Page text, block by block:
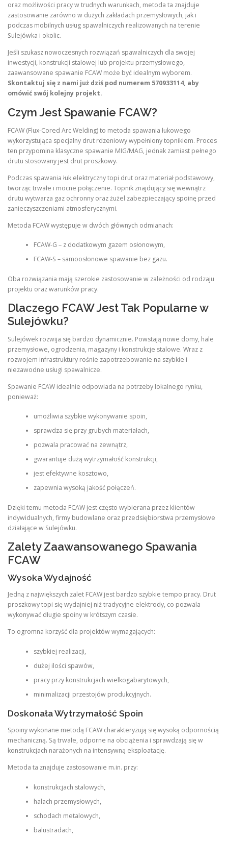
oraz możliwości pracy w trudnych warunkach, metoda ta znajduje
zastosowanie zarówno w dużych zakładach przemysłowych, jak i
podczas mobilnych usług spawalniczych realizowanych na terenie
Sulejówka i okolic.
Jeśli szukasz nowoczesnych rozwiązań spawalniczych dla swojej
inwestycji, konstrukcji stalowej lub projektu przemysłowego,
zaawansowane spawanie FCAW może być idealnym wyborem.
Skontaktuj się z nami już dziś pod numerem 570933114, aby
omówić swój kolejny projekt.
Czym Jest Spawanie FCAW?
FCAW (Flux-Cored Arc Welding) to metoda spawania łukowego
wykorzystująca specjalny drut rdzeniowy wypełniony topnikiem. Proces
ten przypomina klasyczne spawanie MIG/MAG, jednak zamiast pełnego
drutu stosowany jest drut proszkowy.
Podczas spawania łuk elektryczny topi drut oraz materiał podstawowy,
tworząc trwałe i mocne połączenie. Topnik znajdujący się wewnątrz
drutu wytwarza gaz ochronny oraz żużel zabezpieczający spoinę przed
zanieczyszczeniami atmosferycznymi.
Metoda FCAW występuje w dwóch głównych odmianach:
FCAW-G – z dodatkowym gazem osłonowym,
FCAW-S – samoosłonowe spawanie bez gazu.
Oba rozwiązania mają szerokie zastosowanie w zależności od rodzaju
projektu oraz warunków pracy.
Dlaczego FCAW Jest Tak Popularne w
Sulejówku?
Sulejówek rozwija się bardzo dynamicznie. Powstają nowe domy, hale
przemysłowe, ogrodzenia, magazyny i konstrukcje stalowe. Wraz z
rozwojem infrastruktury rośnie zapotrzebowanie na szybkie i
niezawodne usługi spawalnicze.
Spawanie FCAW idealnie odpowiada na potrzeby lokalnego rynku,
ponieważ:
umożliwia szybkie wykonywanie spoin,
sprawdza się przy grubych materiałach,
pozwala pracować na zewnątrz,
gwarantuje dużą wytrzymałość konstrukcji,
jest efektywne kosztowo,
zapewnia wysoką jakość połączeń.
Dzięki temu metoda FCAW jest często wybierana przez klientów
indywidualnych, firmy budowlane oraz przedsiębiorstwa przemysłowe
działające w Sulejówku.
Zalety Zaawansowanego Spawania
FCAW
Wysoka Wydajność
Jedną z największych zalet FCAW jest bardzo szybkie tempo pracy. Drut
proszkowy topi się wydajniej niż tradycyjne elektrody, co pozwala
wykonywać długie spoiny w krótszym czasie.
To ogromna korzyść dla projektów wymagających:
szybkiej realizacji,
dużej ilości spawów,
pracy przy konstrukcjach wielkogabarytowych,
minimalizacji przestojów produkcyjnych.
Doskonała Wytrzymałość Spoin
Spoiny wykonane metodą FCAW charakteryzują się wysoką odpornością
mechaniczną. Są trwałe, odporne na obciążenia i sprawdzają się w
konstrukcjach narażonych na intensywną eksploatację.
Metoda ta znajduje zastosowanie m.in. przy:
konstrukcjach stalowych,
halach przemysłowych,
schodach metalowych,
balustradach,